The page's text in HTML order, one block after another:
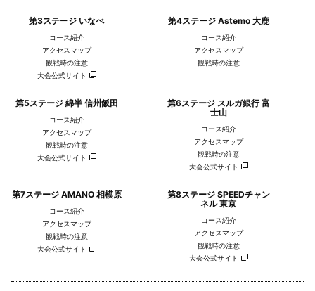
第3ステージ いなべ
コース紹介
アクセスマップ
観戦時の注意
大会公式サイト
第4ステージ Astemo 大鹿
コース紹介
アクセスマップ
観戦時の注意
第5ステージ 綿半 信州飯田
コース紹介
アクセスマップ
観戦時の注意
大会公式サイト
第6ステージ スルガ銀行 富
士山
コース紹介
アクセスマップ
観戦時の注意
大会公式サイト
第7ステージ AMANO 相模原
コース紹介
アクセスマップ
観戦時の注意
大会公式サイト
第8ステージ SPEEDチャン
ネル 東京
コース紹介
アクセスマップ
観戦時の注意
大会公式サイト